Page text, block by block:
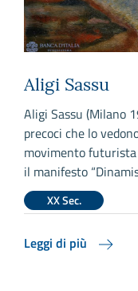
Aligi Sassu
Aligi Sassu (Milano
precoci che lo
movimento
il manifesto
XX Sec.
Leggi di più